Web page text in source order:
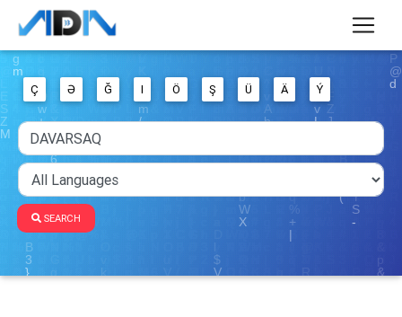
Ç Ə Ğ I Ö Ş Ü Ä Ý
SEARCH